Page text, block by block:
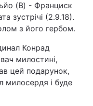
(B) - Франциск
зустрічі (2.9.18).
з його гербом.
Конрад
милостині,
цей подарунок,
милосердя і буде